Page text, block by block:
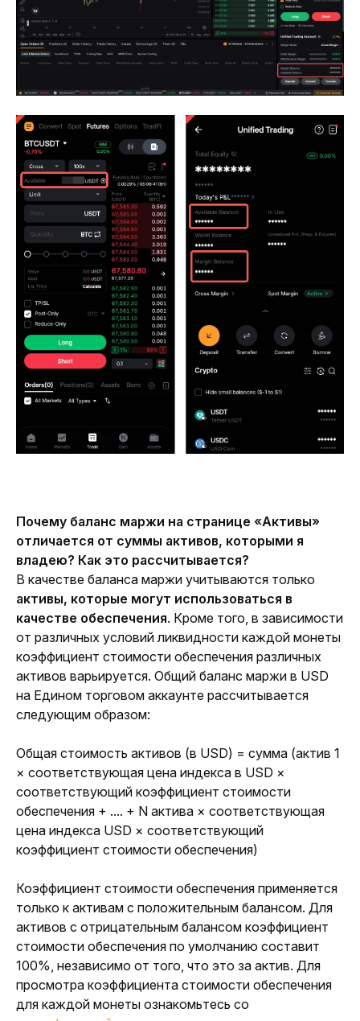
Почему баланс маржи на странице «Активы»
отличается от суммы активов, которыми я
владею? Как это рассчитывается?
активы, которые могут использоваться в
качестве обеспечения. Кроме того, в зависимости
от различных условий ликвидности каждой монеты
коэффициент стоимости обеспечения различных
активов варьируется. Общий баланс маржи в USD
на Едином торговом аккаунте рассчитывается
следующим образом:
Общая стоимость активов (в USD) = сумма (актив 1
× соответствующая цена индекса в USD ×
соответствующий коэффициент стоимости
обеспечения + .... + N актива × соответствующая
цена индекса USD × соответствующий
коэффициент стоимости обеспечения)
Коэффициент стоимости обеспечения применяется
только к активам с положительным балансом. Для
активов с отрицательным балансом коэффициент
стоимости обеспечения по умолчанию составит
100%, независимо от того, что это за актив. Для
просмотра коэффициента стоимости обеспечения